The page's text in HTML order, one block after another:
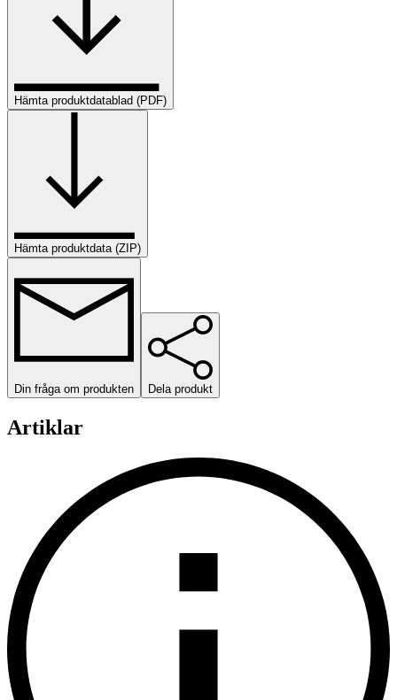
Hämta produktdatablad (PDF)
Hämta produktdata (ZIP)
Din fråga om produkten Dela produkt
Artiklar